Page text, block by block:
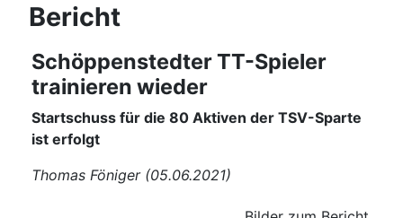
Bericht
Schöppenstedter TT-Spieler
trainieren wieder
Startschuss für die 80 Aktiven der TSV-Sparte
ist erfolgt
Thomas Föniger (05.06.2021)